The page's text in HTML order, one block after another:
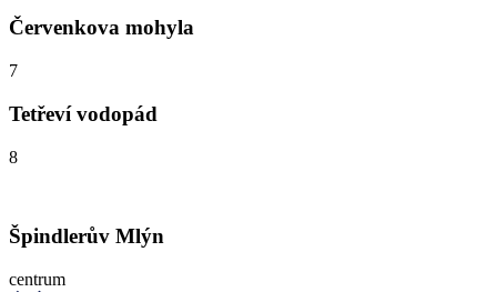
Červenkova mohyla
7
Tetřeví vodopád
8
Špindlerův Mlýn
centrum